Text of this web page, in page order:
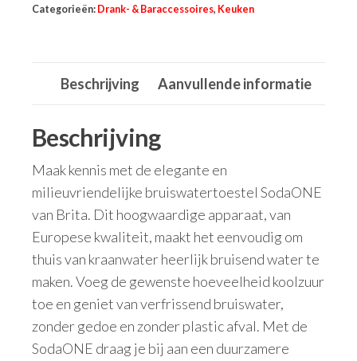
Categorieën: Drank- & Baraccessoires, Keuken
Beschrijving Aanvullende informatie
Beschrijving
Maak kennis met de elegante en
milieuvriendelijke bruiswatertoestel SodaONE
van Brita. Dit hoogwaardige apparaat, van
Europese kwaliteit, maakt het eenvoudig om
thuis van kraanwater heerlijk bruisend water te
maken. Voeg de gewenste hoeveelheid koolzuur
toe en geniet van verfrissend bruiswater,
zonder gedoe en zonder plastic afval. Met de
SodaONE draag je bij aan een duurzamere